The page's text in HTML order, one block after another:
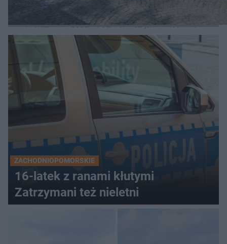
LOKALNE
WARSZAWA ŁÓDŹ POZNAŃ ŚLĄSK TRÓJMIASTO
ZACHODNIOPOMORSKIE
16-latek z ranami kłutymi
Zatrzymani też nieletni